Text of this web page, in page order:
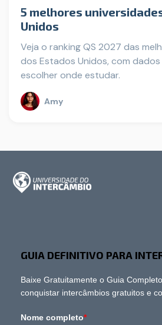
5 melhores
Unidos
Veja o ranking QS 2027 das
dos Estados Unidos, com
escolher onde estudar.
Amy
GUIA DEFINITIVO PARA
Baixe Gratuitamente o Guia
conquistar intercâmbios gratuitos e
Nome completo*